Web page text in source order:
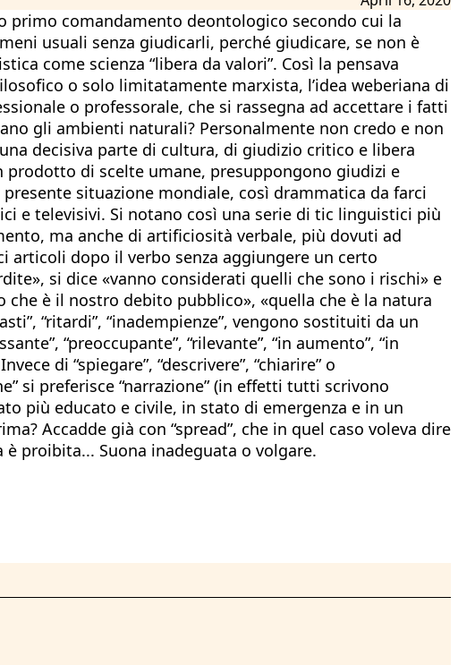
comandamento deontologico secondo cui la
usuali senza giudicarli, perché giudicare, se non è
come scienza “libera da valori”. Così la pensava
o solo limitatamente marxista, l’idea weberiana di
o professorale, che si rassegna ad accettare i fatti
gli ambienti naturali? Personalmente non credo e non
decisiva parte di cultura, di giudizio critico e libera
prodotto di scelte umane, presuppongono giudizi e
situazione mondiale, così drammatica da farci
e televisivi. Si notano così una serie di tic linguistici più
ma anche di artificiosità verbale, più dovuti ad
articoli dopo il verbo senza aggiungere un certo
si dice «vanno considerati quelli che sono i rischi» e
è il nostro debito pubblico», «quella che è la natura
“ritardi”, “inadempienze”, vengono sostituiti da un
“preoccupante”, “rilevante”, “in aumento”, “in
di “spiegare”, “descrivere”, “chiarire” o
si preferisce “narrazione” (in effetti tutti scrivono
più educato e civile, in stato di emergenza e in un
Accadde già con “spread”, che in quel caso voleva dire
proibita... Suona inadeguata o volgare.